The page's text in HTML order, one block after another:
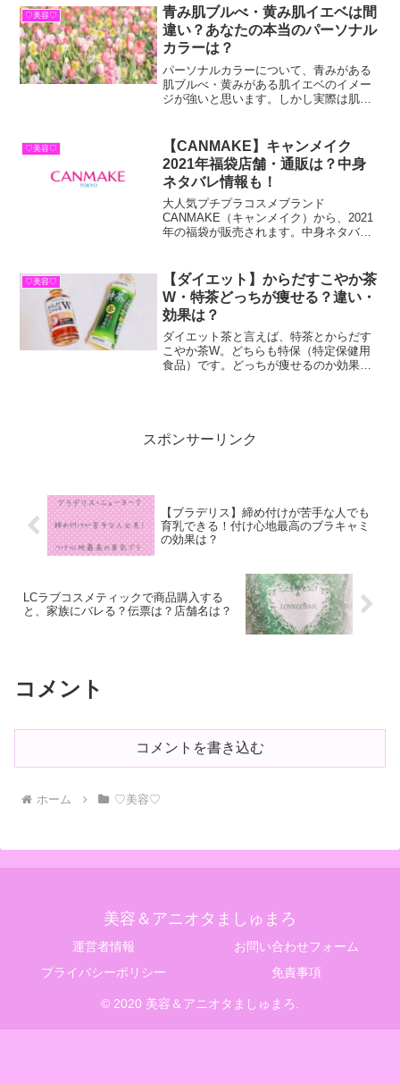
完売が予想されます。発売日や商品ライ
ンナップ・ノベルティについてもご紹介
しますので必見です！
♡美容♡
青み肌ブルべ・黄み肌イエベは間
違い？あなたの本当のパーソナル
カラーは？
パーソナルカラーについて、青みがある
肌ブルべ・黄みがある肌イエベのイメー
ジが強いと思います。しかし実際は肌の
ます。パーソナルカラー別に、おすすめ
のコスメなど紹介していますので、参考
にしてみて下さい。パーソナルカラーを
知ることで、自分に合ったメイクや洋服
を着ることができ、一気に垢抜けること
ができます。
♡美容♡
【CANMAKE】キャンメイク
2021年福袋店舗・通販は？中身
ネタバレ情報も！
大人気プチプラコスメブランド
CANMAKE（キャンメイク）から、2021
年の福袋が販売されます。中身ネタバ
レットやリップなどとってもお得な福袋
なのでぜひチェックしてみて下さい。
♡美容♡
【ダイエット】からだすこやか茶
W・特茶どっちが痩せる？違い・
効果は？
ダイエット茶と言えば、特茶とからだす
こやか茶W。どちらも特保（特定保健用
食品）です。どっちが痩せるのか効果や
スポンサーリンク
【ブラデリス】締め付けが苦手な人でも
育乳できる！付け心地最高のブラキャミ
の効果は？
LCラブコスメティックで商品購入する
と、家族にバレる？伝票は？店舗名は？
コメント
コメントを書き込む
ホーム ♡美容♡
美容＆アニオタましゅまろ
運営者情報
お問い合わせフォーム
プライバシーポリシー
免責事項
© 2020 美容＆アニオタましゅまろ.